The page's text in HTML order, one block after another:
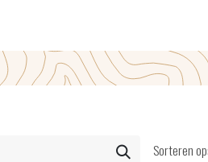
Sorteren op: